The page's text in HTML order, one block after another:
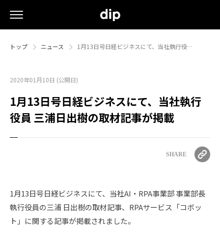
トップ ニュース 1月13日号日経ビジネスにて、当社執行役…
2020年01月10日 (公開日)
1月13日号日経ビジネスにて、当社執行
役員 三浦日出樹の取材記事が掲載
SHARE
1月13日号日経ビジネスにて、当社AI・RPA事業部 事業部長
執行役員の三浦 日出樹の取材記事、RPAサービス「コボッ
ト」に関する記事が掲載されました。